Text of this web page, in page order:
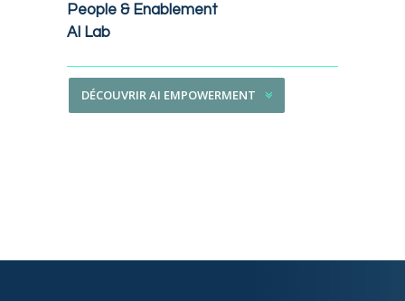
People & Enablement
AI Lab
DÉCOUVRIR AI EMPOWERMENT